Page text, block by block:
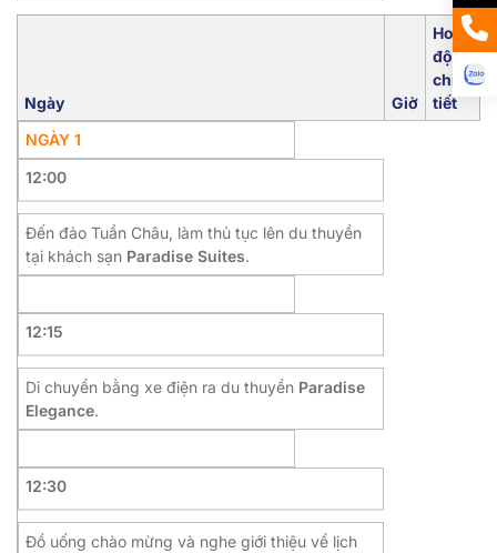
Ngày Giờ
Hoạt
động
chi
tiết
NGÀY 1
12:00
Đến đảo Tuần Châu, làm thủ tục lên du thuyền
tại khách sạn Paradise Suites.
12:15
Di chuyển bằng xe điện ra du thuyền Paradise
Elegance.
12:30
Đồ uống chào mừng và nghe giới thiệu về lịch